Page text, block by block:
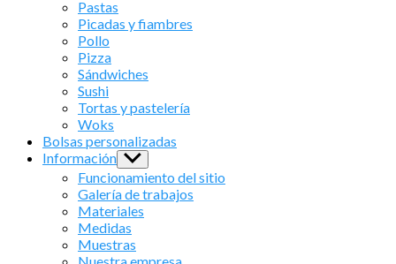
Pastas
Picadas y fiambres
Pollo
Pizza
Sándwiches
Sushi
Tortas y pastelería
Woks
Bolsas personalizadas
Información Show
sub
menu
Funcionamiento del sitio
Galería de trabajos
Materiales
Medidas
Muestras